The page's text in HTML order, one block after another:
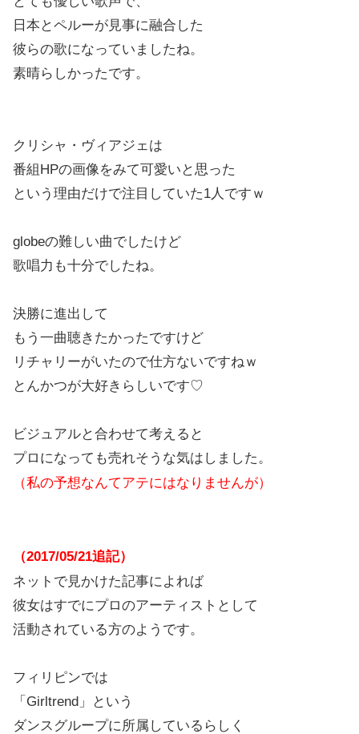
日本とペルーが見事に融合した
彼らの歌になっていましたね。
素晴らしかったです。
クリシャ・ヴィアジェは
番組HPの画像をみて可愛いと思った
という理由だけで注目していた1人ですｗ
globeの難しい曲でしたけど
歌唱力も十分でしたね。
決勝に進出して
もう一曲聴きたかったですけど
リチャリーがいたので仕方ないですねｗ
とんかつが大好きらしいです♡
ビジュアルと合わせて考えると
プロになっても売れそうな気はしました。
（私の予想なんてアテにはなりませんが）
（2017/05/21追記）
ネットで見かけた記事によれば
彼女はすでにプロのアーティストとして
活動されている方のようです。
フィリピンでは
「Girltrend」という
ダンスグループに所属しているらしく